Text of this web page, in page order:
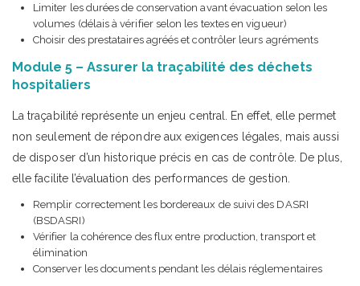
Limiter les durées de conservation avant évacuation selon les
volumes (délais à vérifier selon les textes en vigueur)
Choisir des prestataires agréés et contrôler leurs agréments
Module 5 – Assurer la traçabilité des déchets
hospitaliers
La traçabilité représente un enjeu central. En effet, elle permet
non seulement de répondre aux exigences légales, mais aussi
de disposer d’un historique précis en cas de contrôle. De plus,
elle facilite l’évaluation des performances de gestion.
Remplir correctement les bordereaux de suivi des DASRI
(BSDASRI)
Vérifier la cohérence des flux entre production, transport et
élimination
Conserver les documents pendant les délais réglementaires